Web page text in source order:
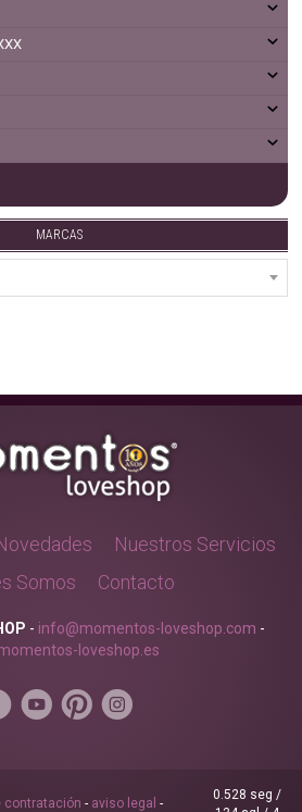
MARCAS
Nuestros Servicios
Somos
Contacto
- info@momentos-loveshop.com -
loveshop.es
contratación - aviso legal -
0.528 seg /